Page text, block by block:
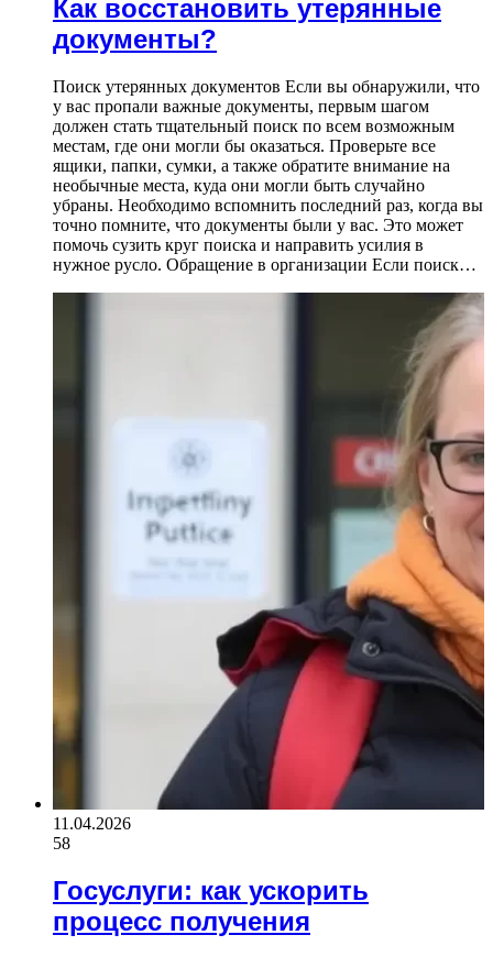
Как восстановить утерянные
документы?
Поиск утерянных документов Если вы обнаружили, что
у вас пропали важные документы, первым шагом
должен стать тщательный поиск по всем возможным
местам, где они могли бы оказаться. Проверьте все
ящики, папки, сумки, а также обратите внимание на
необычные места, куда они могли быть случайно
убраны. Необходимо вспомнить последний раз, когда вы
точно помните, что документы были у вас. Это может
помочь сузить круг поиска и направить усилия в
нужное русло. Обращение в организации Если поиск…
11.04.2026
58
Госуслуги: как ускорить
процесс получения